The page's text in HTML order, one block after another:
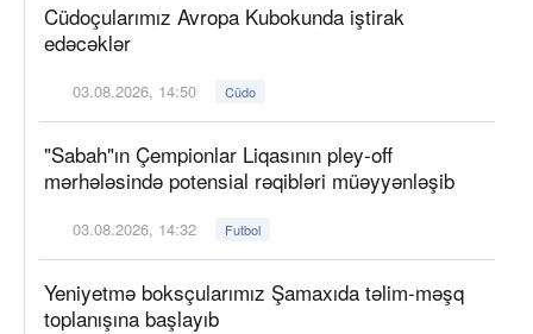
Cüdoçularımız Avropa Kubokunda iştirak
edəcəklər
03.08.2026, 14:50 Cüdo
"Sabah"ın Çempionlar Liqasının pley-off
mərhələsində potensial rəqibləri müəyyənləşib
03.08.2026, 14:32 Futbol
Yeniyetmə boksçularımız Şamaxıda təlim-məşq
toplanışına başlayıb